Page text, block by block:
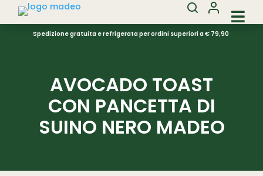

Spedizione gratuita e refrigerata per ordini superiori a € 79,90
AVOCADO TOAST
CON PANCETTA DI
SUINO NERO MADEO